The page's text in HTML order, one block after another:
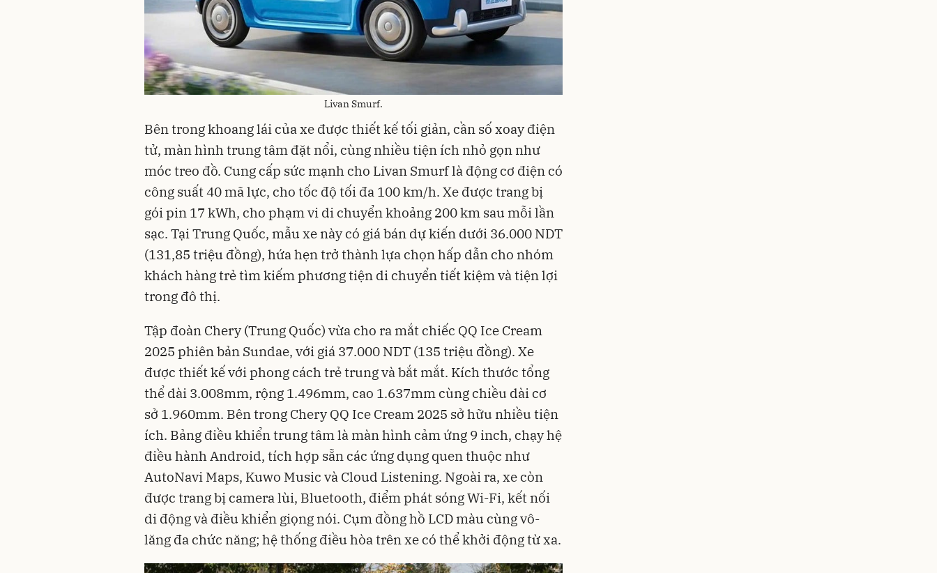
Livan Smurf.
Bên trong khoang lái của xe được thiết kế tối giản, cần số xoay điện
tử, màn hình trung tâm đặt nổi, cùng nhiều tiện ích nhỏ gọn như
móc treo đồ. Cung cấp sức mạnh cho Livan Smurf là động cơ điện có
công suất 40 mã lực, cho tốc độ tối đa 100 km/h. Xe được trang bị
gói pin 17 kWh, cho phạm vi di chuyển khoảng 200 km sau mỗi lần
sạc. Tại Trung Quốc, mẫu xe này có giá bán dự kiến dưới 36.000 NDT
(131,85 triệu đồng), hứa hẹn trở thành lựa chọn hấp dẫn cho nhóm
khách hàng trẻ tìm kiếm phương tiện di chuyển tiết kiệm và tiện lợi
trong đô thị.
Tập đoàn Chery (Trung Quốc) vừa cho ra mắt chiếc QQ Ice Cream
2025 phiên bản Sundae, với giá 37.000 NDT (135 triệu đồng). Xe
được thiết kế với phong cách trẻ trung và bắt mắt. Kích thước tổng
thể dài 3.008mm, rộng 1.496mm, cao 1.637mm cùng chiều dài cơ
sở 1.960mm. Bên trong Chery QQ Ice Cream 2025 sở hữu nhiều tiện
ích. Bảng điều khiển trung tâm là màn hình cảm ứng 9 inch, chạy hệ
điều hành Android, tích hợp sẵn các ứng dụng quen thuộc như
AutoNavi Maps, Kuwo Music và Cloud Listening. Ngoài ra, xe còn
được trang bị camera lùi, Bluetooth, điểm phát sóng Wi-Fi, kết nối
di động và điều khiển giọng nói. Cụm đồng hồ LCD màu cùng vô-
lăng đa chức năng; hệ thống điều hòa trên xe có thể khởi động từ xa.